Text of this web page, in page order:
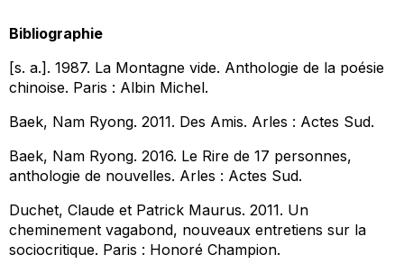
Bibliographie
[s. a.]. 1987. La Montagne vide. Anthologie de la poésie
chinoise. Paris : Albin Michel.
Baek, Nam Ryong. 2011. Des Amis. Arles : Actes Sud.
Baek, Nam Ryong. 2016. Le Rire de 17 personnes,
anthologie de nouvelles. Arles : Actes Sud.
Duchet, Claude et Patrick Maurus. 2011. Un
cheminement vagabond, nouveaux entretiens sur la
sociocritique. Paris : Honoré Champion.